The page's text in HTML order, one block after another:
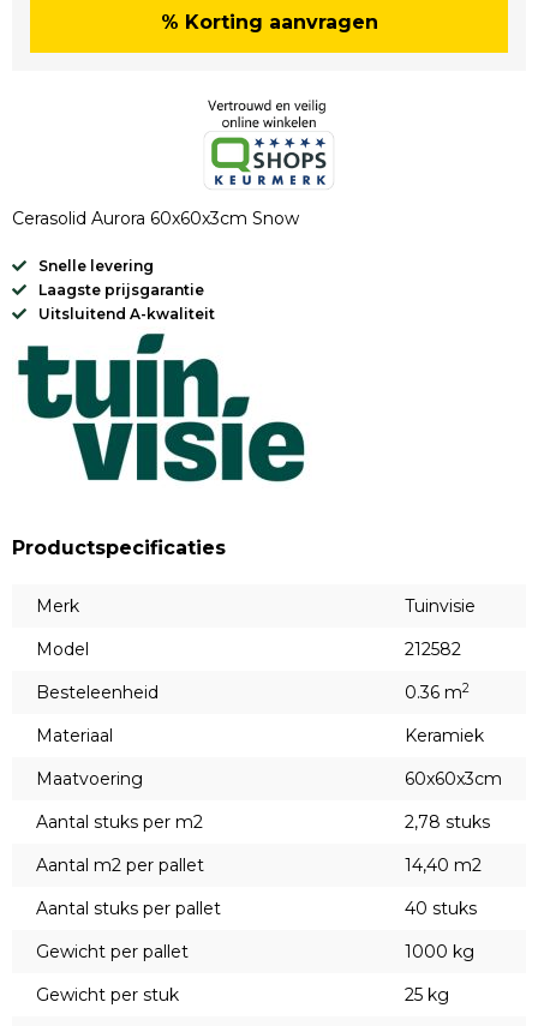
% Korting aanvragen
Cerasolid Aurora 60x60x3cm Snow
Snelle levering
Laagste prijsgarantie
Uitsluitend A-kwaliteit
Productspecificaties
Merk
Tuinvisie
Model
212582
Besteleenheid
0.36 m2
Materiaal
Keramiek
Maatvoering
60x60x3cm
Aantal stuks per m2
2,78 stuks
Aantal m2 per pallet
14,40 m2
Aantal stuks per pallet
40 stuks
Gewicht per pallet
1000 kg
Gewicht per stuk
25 kg